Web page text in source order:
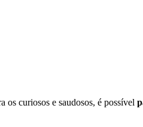
os curiosos e saudosos, é possível